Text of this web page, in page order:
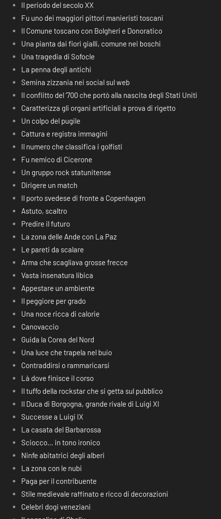
Il periodo del secolo XX
Fu uno dei maggiori pittori manieristi toscani
Il Comune toscano con Bolgheri e Donoratico
Una pianta dai fiori gialli, comune nei boschi
Una tragedia di Sofocle
La penna degli antichi
Semina zizzania nei social sul web
Il conflitto del ‘700 che portò alla nascita degli Stati Uniti
Caratterizza gli organi artificiali a prova di rigetto
Un colpo del pugile
Cattura e registra immagini
Il numero che classifica i golfisti
Fu nemico di Cicerone
Un gruppo rock statunitense
Dirigere un match
Il porto svedese di fronte a Copenhagen
Astuto, scaltro
Predire il futuro
La zona delle Ande con La Paz
Le pareti da scalare
Arma che scagliava grosse frecce
Vasta insenatura libica
Appestare un ambiente
Il peggiore per grado
Una noce ricca di calorie
Canovaccio
Guida la Corea del Nord
Una luce che trapela nel buio
Contraddirsi o rammaricarsi
Là dove finisce il corso
Il tuffo della rockstar che si getta sul pubblico
Il Duca di Borgogna, grande rivale di Luigi XI
Successe a Luigi IX
La casata del Barbarossa
Sciocco… in tono ironico
Ninfe abitatrici degli alberi
La zona con le nubi
Paga per il contribuente
Stile medievale raffinato e ricco di decorazioni
Celebri dogi veneziani